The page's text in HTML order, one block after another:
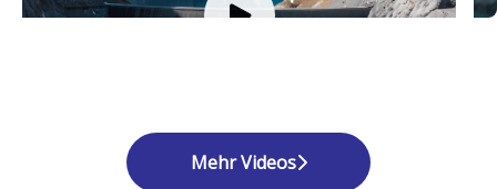
Mehr Videos